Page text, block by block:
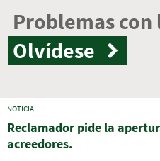
renta?
NOTICIA
Reclamador pide la
acreedores.